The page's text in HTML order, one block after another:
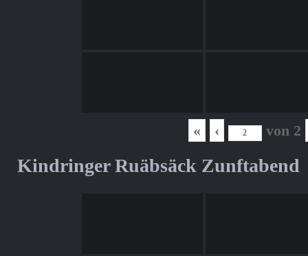
« ‹ von 2
Kindringer Ruäbsäck Zunftabend